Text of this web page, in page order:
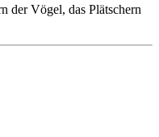
der Vögel, das Plätschern